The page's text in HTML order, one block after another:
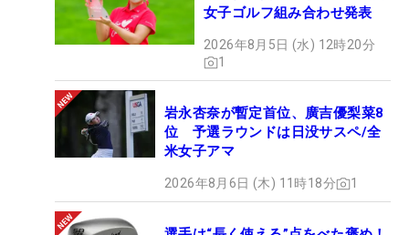
女子ゴルフ組み合わせ発表
2026年8月5日 (水) 12時20分
1
岩永杏奈が暫定首位、廣吉優梨菜8
位 予選ラウンドは日没サスペ/全
米女子アマ
2026年8月6日 (木) 11時18分 1